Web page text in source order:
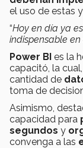
el uso de estas
“Hoy en día ya
indispensable
Power BI es la
capacitó, la cual,
cantidad de
toma de
Asimismo,
capacidad para
segundos y
convenga a las